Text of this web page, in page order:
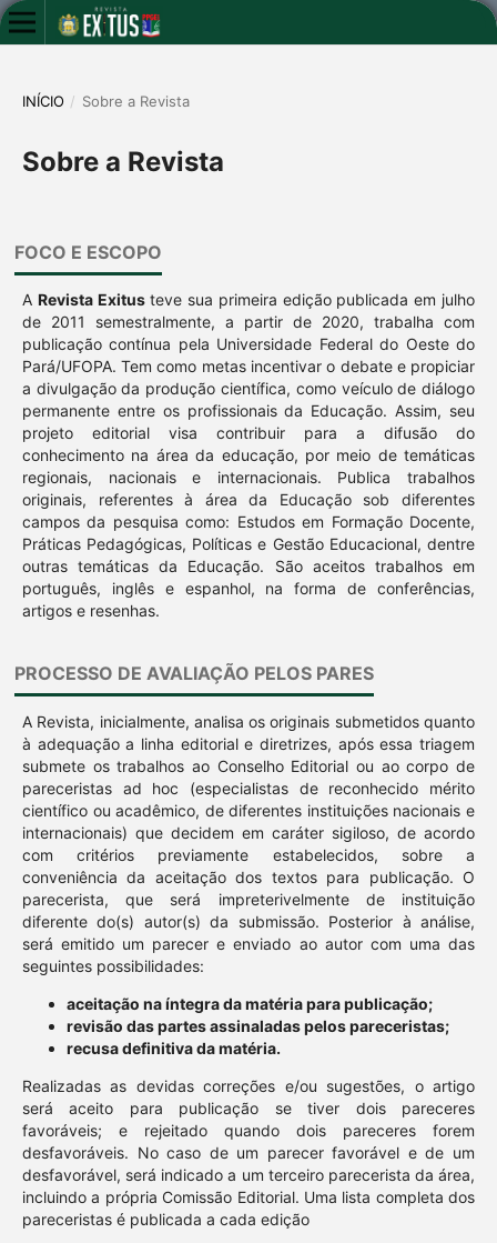
INÍCIO / Sobre a Revista
Sobre a Revista
FOCO E ESCOPO
A Revista Exitusteve sua primeira edição publicada em julho
de 2011 semestralmente, a partir de 2020, trabalha com
publicação contínua pela Universidade Federal do Oeste do
Pará/UFOPA. Tem como metas incentivar o debate e propiciar
a divulgação da produção científica, como veículo de diálogo
permanente entre os profissionais da Educação. Assim, seu
projeto editorial visa contribuir para a difusão do
conhecimento na área da educação, por meio de temáticas
regionais, nacionais e internacionais. Publica trabalhos
originais, referentes à área da Educação sob diferentes
campos da pesquisa como: Estudos em Formação Docente,
Práticas Pedagógicas, Políticas e Gestão Educacional, dentre
outras temáticas da Educação. São aceitos trabalhos em
português, inglês e espanhol, na forma de conferências,
artigos e resenhas.
PROCESSO DE AVALIAÇÃO PELOS PARES
A Revista, inicialmente, analisa os originais submetidos quanto
à adequação a linha editorial e diretrizes, após essa triagem
submete os trabalhos ao Conselho Editorial ou ao corpo de
pareceristas ad hoc (especialistas de reconhecido mérito
científico ou acadêmico, de diferentes instituições nacionais e
internacionais) que decidem em caráter sigiloso, de acordo
com critérios previamente estabelecidos, sobre a
conveniência da aceitação dos textos para publicação. O
parecerista, que será impreterivelmente de instituição
diferente do(s) autor(s) da submissão. Posterior à análise,
será emitido um parecer e enviado ao autor com uma das
seguintes possibilidades:
aceitação na íntegra da matéria para publicação;
revisão das partes assinaladas pelos pareceristas;
recusa definitiva da matéria.
Realizadas as devidas correções e/ou sugestões, o artigo
será aceito para publicação se tiver dois pareceres
favoráveis; e rejeitado quando dois pareceres forem
desfavoráveis. No caso de um parecer favorável e de um
desfavorável, será indicado a um terceiro parecerista da área,
incluindo a própria Comissão Editorial. Uma lista completa dos
pareceristas é publicada a cada edição